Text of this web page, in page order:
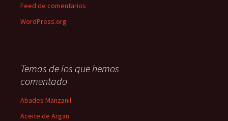
Feed de comentarios
WordPress.org
Temas de los que hemos
comentado
Abades Manzanil
Aceite de Argan